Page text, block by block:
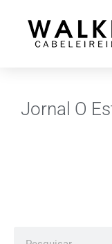
Jornal O